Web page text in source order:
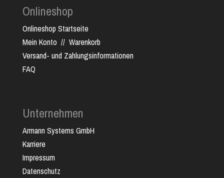
Onlineshop
Onlineshop Startseite
Mein Konto // Warenkorb
Versand- und Zahlungsinformationen
FAQ
Unternehmen
Armann Systems GmbH
Karriere
Impressum
Datenschutz